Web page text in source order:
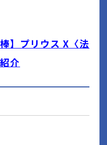
】プリウス X〈法
介